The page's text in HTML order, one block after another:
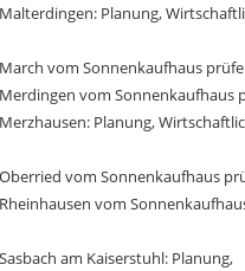
Planung,
vom Sonnenkaufhaus
vom Sonnenkaufhaus
Planung,
vom Sonnenkaufhaus
vom
am Kaiserstuhl: Planung,